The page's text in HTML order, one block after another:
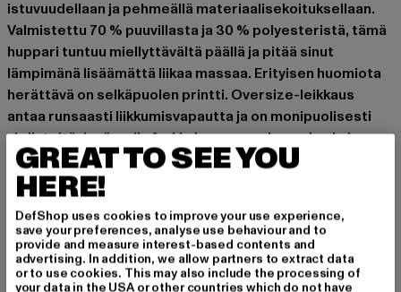
istuvuudellaan ja pehmeällä materiaalisekoituksellaan.
Valmistettu 70 % puuvillasta ja 30 % polyesteristä, tämä
huppari tuntuu miellyttävältä päällä ja pitää sinut
lämpimänä lisäämättä liikaa massaa. Erityisen huomiota
herättävä on selkäpuolen printti. Oversize-leikkaus
antaa runsaasti liikkumisvapautta ja on monipuolisesti
yhdisteltävissä – niin farkkujen, cargo-housujen kuin
rennompien shortsienkin kanssa. Huomaamaton
kumppani arjen lookkiin, sopien täydellisesti rentoihin
kaupunkipäiviin tai iltoihin.
Tilaisuus: Arkivaatteet, Mukava, Rentoudu, Vapaa-aika
holkkityyppi: Pitkähihainen
Yksityiskohdat: Tuotemerkin logo, Kengurutasku, Ribbed
GREAT TO SEE YOU
HERE!
DefShop uses cookies to improve your use experience,
save your preferences, analyse use behaviour and to
provide and measure interest-based contents and
advertising. In addition, we allow partners to extract data
or to use cookies. This may also include the processing of
your data in the USA or other countries which do not have